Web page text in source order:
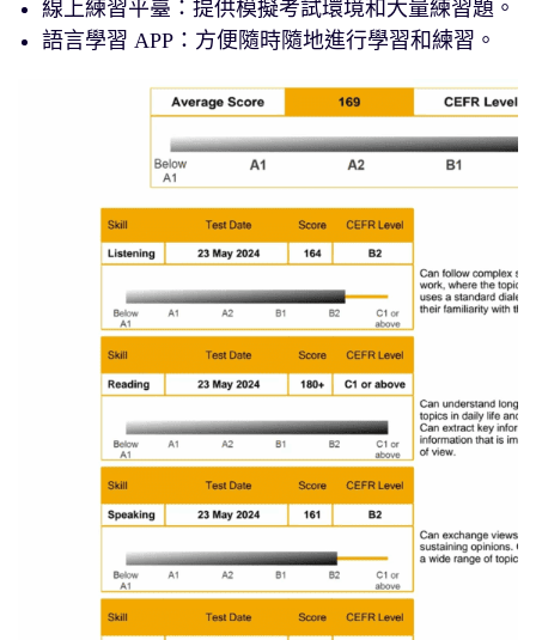
線上練習平臺：提供模擬考試環境和大量練習題。
語言學習 APP：方便隨時隨地進行學習和練習。